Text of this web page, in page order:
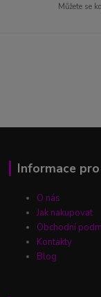
Můžete se
Informace
O nás
Jak nakupovat
Obchodní
Kontakty
Blog